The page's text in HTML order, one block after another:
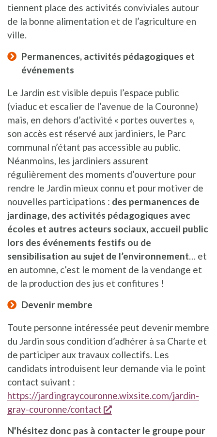
tiennent place des activités conviviales autour
de la bonne alimentation et de l’agriculture en
ville.
Permanences, activités pédagogiques et
événements
Le Jardin est visible depuis l’espace public
(viaduc et escalier de l’avenue de la Couronne)
mais, en dehors d’activité « portes ouvertes »,
son accès est réservé aux jardiniers, le Parc
communal n’étant pas accessible au public.
Néanmoins, les jardiniers assurent
régulièrement des moments d’ouverture pour
rendre le Jardin mieux connu et pour motiver de
nouvelles participations : des permanences de
jardinage, des activités pédagogiques avec
écoles et autres acteurs sociaux, accueil public
lors des événements festifs ou de
sensibilisation au sujet de l’environnement… et
en automne, c’est le moment de la vendange et
de la production des jus et confitures !
Devenir membre
Toute personne intéressée peut devenir membre
du Jardin sous condition d’adhérer à sa Charte et
de participer aux travaux collectifs. Les
candidats introduisent leur demande via le point
contact suivant :
https://jardingraycouronne.wixsite.com/jardin-
gray-couronne/contact
s'ouvre dans une
N'hésitez donc pas à contacter le groupe pour